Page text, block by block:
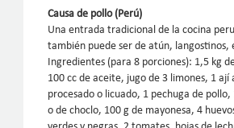
Causa de pollo (Perú)
Una entrada tradicional de la cocina
también puede ser de atún, langostinos,
Ingredientes (para 8 porciones): 1,5 kg
100 cc de aceite, jugo de 3 limones, 1 ají
procesado o licuado, 1 pechuga de
o de choclo, 100 g de mayonesa, 4